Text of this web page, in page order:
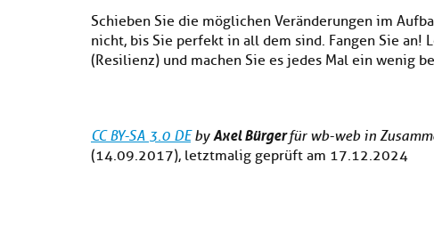
Schieben Sie die möglichen Veränderungen im
nicht, bis Sie perfekt in all dem sind. Fangen Sie an!
(Resilienz) und machen Sie es jedes Mal ein wenig
CC BY-SA 3.0 DEbyAxel Bürgerfür wb-web in
(14.09.2017), letztmalig geprüft am 17.12.2024